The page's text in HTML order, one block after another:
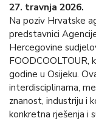
27. travnja 2026.
Na poziv Hrvatske
predstavnici
Hercegovine
FOODCOOLTOUR,
godine u Osijeku.
interdisciplinarna,
znanost, industriju i
konkretna rješenja i